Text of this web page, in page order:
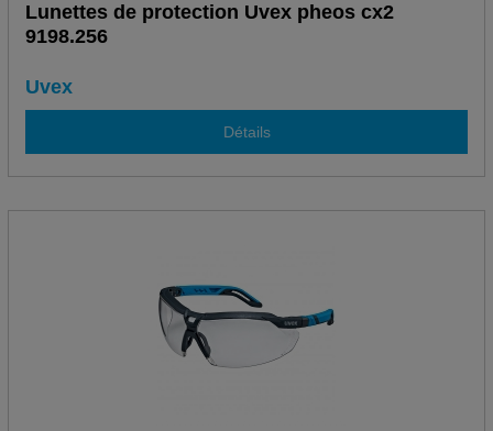
Lunettes de protection Uvex pheos cx2
9198.256
Uvex
Détails